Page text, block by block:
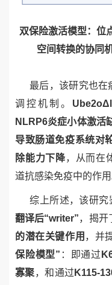
双保险激活模型：位
空间转换的协同
最后，该研究也在
调控机制。 Ube2o
NLRP6炎症小体激活
导致肠道免疫系统对
除能力下降，从而在
道抗感染免疫中的作用
综上所述，该研究
翻译后“writer”，揭开
的潜在关键作用 ，并
保险模型” ：即通过
寡聚，和通过 K115-